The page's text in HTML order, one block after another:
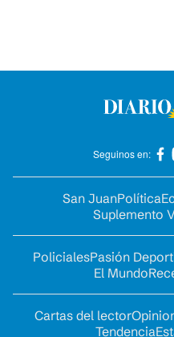
Seguinos en:
San JuanPolítica
Suplemento
PolicialesPasión
El Mundo
Cartas del lector
Tendencia